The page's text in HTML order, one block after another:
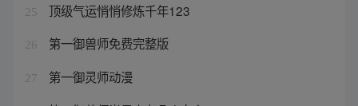
25 顶级气运悄悄修炼千年123
26 第一御兽师免费完整版
27 第一御灵师动漫